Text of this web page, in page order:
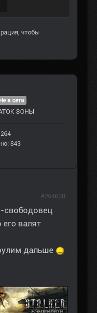
, чтобы
Не в сети
ЗОНЫ
843
свободовец
валят
дальше
#264628